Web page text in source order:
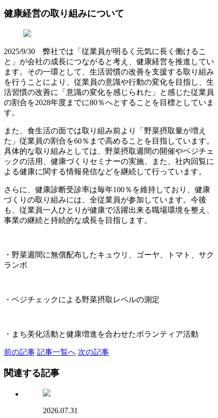
健康経営の取り組みについて
2025/9/30 弊社では「従業員が明るく元気に長く働けるこ
と」が会社の成長につながると考え、健康経営を推進してい
ます。その一環として、生活習慣の改善を支援する取り組み
を行うことにより、従業員の意識や行動の変化を目指し、生
活習慣の改善に「意識の変化を感じられた」と感じた従業員
の割合を2028年度までに80％へとすることを目標としていま
す。
また、食生活の面では取り組み前より「野菜摂取量が増え
た」従業員の割合を60％まで高めることを目指しています。
具体的な取り組みとしては、野菜摂取週間の開催やベジチェ
ックの活用、健康づくりセミナーの実施、また、社内回覧に
よる健康に関する情報発信などを継続して行っています。
さらに、健康診断受診率は毎年100％を維持しており、健康
づくりの取り組みには、全従業員が参加しています。今後
も、従業員一人ひとりが健康で活躍出来る職場環境を整え、
事業の継続と持続的な成長を目指します。
・野菜週間に無償配布したキュウリ、ゴーヤ、トマト、サク
ランボ
・ベジチェックによる野菜摂取レベルの測定
・まち美化活動と健康増進を合わせたボランティア活動
前の記事 記事一覧へ 次の記事
関連する記事
2026.07.31